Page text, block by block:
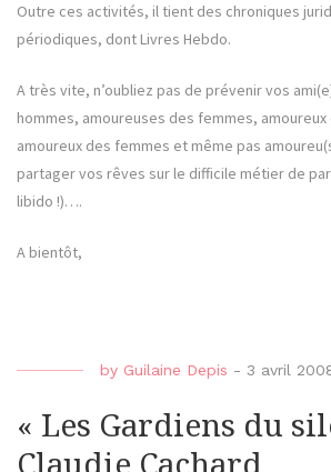
Outre ces activités, il tient des chroniques
périodiques, dont Livres Hebdo.
A très vite, n’oubliez pas de prévenir vos
hommes, amoureuses des femmes,
amoureux des femmes et même pas
partager vos rêves sur le difficile métier de
libido !)….
A bientôt,
by Guilaine Depis - 3 avril
« Les Gardiens du